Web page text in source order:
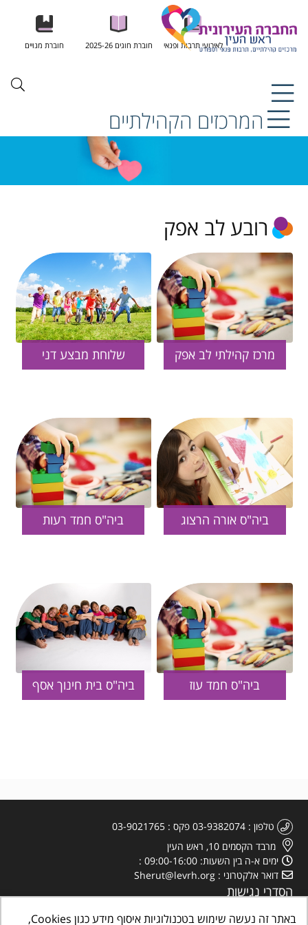
לאירועי תרבות ופנאי חוברת חוגים 2025-26 חוברת מנויים
המרכזים הקהילתיים
רובע לב אפק
מרכז קהילתי לב אפק שלוחת מבצע דני
ביה"ס אורה הרצוג ביה"ס חמד רעות
ביה"ס חמד עוז ביה"ס בית חינוך אסף
טלפון 03-9382074 פקס
03-9021765
מרבד הקסמים 10, ראש העין
ימים א-ה בין השעות: 09:00-16:00
דואר אלקטרוני
Sherut@levrh.org
הסדרי נגישות
באתר זה נעשה שימוש בטכנולוגיות איסוף מידע כגון Cookies,